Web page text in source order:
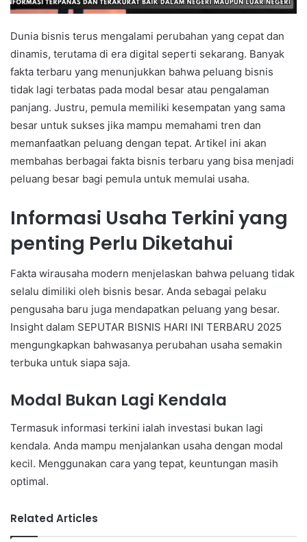
Dunia bisnis terus mengalami perubahan yang cepat dan
dinamis, terutama di era digital seperti sekarang. Banyak
fakta terbaru yang menunjukkan bahwa peluang bisnis
tidak lagi terbatas pada modal besar atau pengalaman
panjang. Justru, pemula memiliki kesempatan yang sama
besar untuk sukses jika mampu memahami tren dan
memanfaatkan peluang dengan tepat. Artikel ini akan
membahas berbagai fakta bisnis terbaru yang bisa menjadi
peluang besar bagi pemula untuk memulai usaha.
Informasi Usaha Terkini yang
penting Perlu Diketahui
Fakta wirausaha modern menjelaskan bahwa peluang tidak
selalu dimiliki oleh bisnis besar. Anda sebagai pelaku
pengusaha baru juga mendapatkan peluang yang besar.
Insight dalam SEPUTAR BISNIS HARI INI TERBARU 2025
mengungkapkan bahwasanya perubahan usaha semakin
terbuka untuk siapa saja.
Modal Bukan Lagi Kendala
Termasuk informasi terkini ialah investasi bukan lagi
kendala. Anda mampu menjalankan usaha dengan modal
kecil. Menggunakan cara yang tepat, keuntungan masih
optimal.
Related Articles